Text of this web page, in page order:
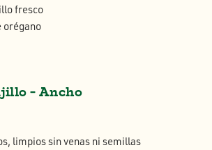
fresco
orégano
- Ancho
limpios sin venas ni semillas